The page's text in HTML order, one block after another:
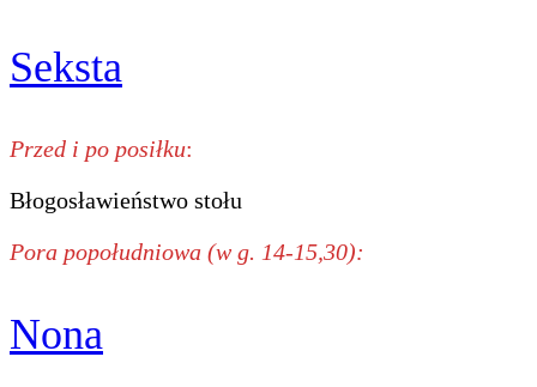
Seksta
Przed i po posiłku:
Błogosławieństwo stołu
Pora popołudniowa (w g. 14-15,30):
Nona